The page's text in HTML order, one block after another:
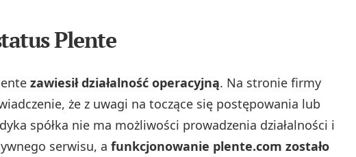
Plente
zawiesił działalność operacyjną. Na stronie firmy
że z uwagi na toczące się postępowania lub
spółka nie ma możliwości prowadzenia działalności i
serwisu, a funkcjonowanie plente.com zostało